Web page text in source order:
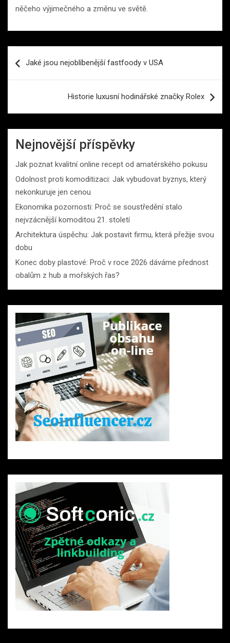
něčeho výjimečného a změnu ve světě.
proJaké jsou nejoblíbenější fastfoody v USA
Historie luxusní hodinářské značky Rolex
Nejnovější příspěvky
Jak poznat kvalitní online recept od amatérského pokusu
Odolnost proti komoditizaci: Jak vybudovat byznys, který
nekonkuruje jen cenou
Ekonomika pozornosti: Proč se soustředění stalo
nejvzácnější komoditou 21. století
Architektura úspěchu: Jak postavit firmu, která přežije svou
dobu
Konec doby plastové: Proč v roce 2026 dáváme přednost
obalům z hub a mořských řas?